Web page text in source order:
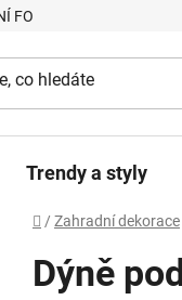
FORMULÁŘ
Trendy a styly
Domů
/ Zahradní dekorace
Dýně